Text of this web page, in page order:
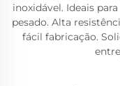
inoxidável. Ideais
pesado. Alta
fácil fabricação.